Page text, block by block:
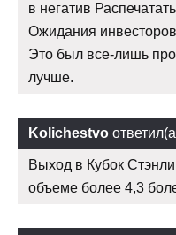
в негатив
Ожидания
Это был все-лишь
лучше.
Kolichestvo
Выход в Кубок
объеме более 4,3